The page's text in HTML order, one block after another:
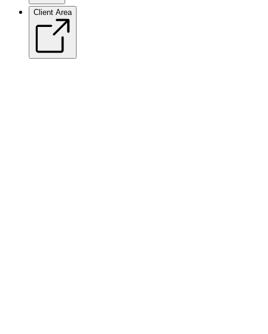
Client Area